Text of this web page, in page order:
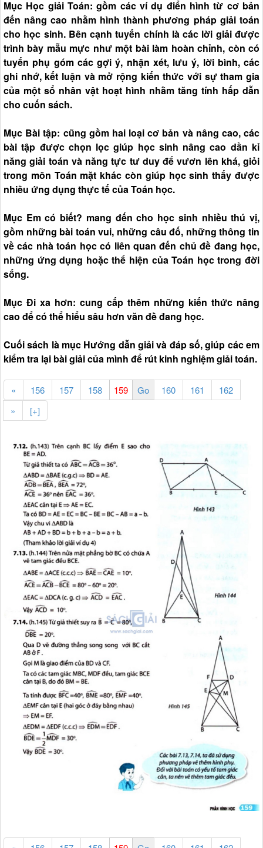
Mục Học giải Toán: gồm các ví dụ điển hình từ cơ bản
đến nâng cao nhằm hình thành phương pháp giải toán
cho học sinh. Bên cạnh tuyến chính là các lời giải được
trình bày mẫu mực như một bài làm hoàn chỉnh, còn có
tuyến phụ góm các gợi ý, nhận xét, lưu ý, lời bình, các
ghi nhớ, kết luận và mở rộng kiến thức với sự tham gia
của một sổ nhân vật hoạt hình nhằm tăng tính hấp dẫn
cho cuốn sách.
Mục Bài tập: cũng gồm hai loại cơ bản và nâng cao, các
bài tập được chọn lọc giúp học sinh nâng cao dần kỉ
năng giải toán và năng tực tư duy để vươn lên khá, giỏi
trong môn Toán mặt khác còn giúp học sinh thấy được
nhiều ứng dụng thực tế của Toán học.
Mục Em có biết? mang đến cho học sinh nhiều thú vị,
gồm những bài toán vui, những câu đố, những thông tin
về các nhà toán học có liên quan đến chủ đề đang học,
những ứng dụng hoặc thể hiện của Toán học trong đời
sống.
Mục Đi xa hơn: cung cấp thêm những kiến thức nâng
cao để có thể hiểu sâu hơn văn đề đang học.
Cuối sách là mục Hướng dẫn giải và đáp số, giúp các em
kiểm tra lại bài giải của mình để rút kinh nghiệm giải toán.
« 156 157 158 160 161
162
»
[+]